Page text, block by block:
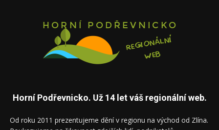
Horní Podřevnicko. Už 14 let váš regionální web.
Od roku 2011 prezentujeme dění v regionu na východ od Zlína.